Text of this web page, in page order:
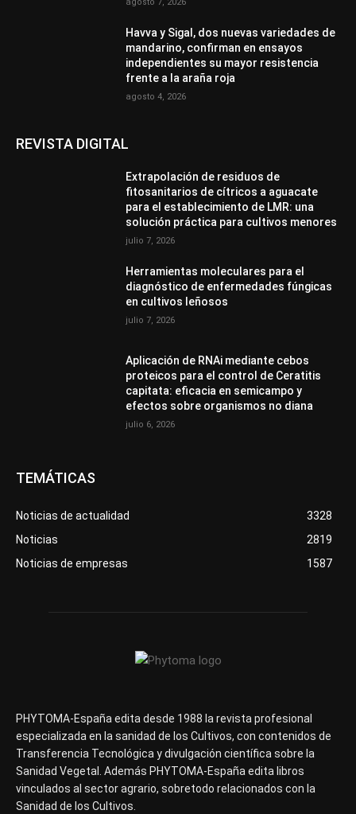
Havva y Sigal, dos nuevas variedades de
mandarino, confirman en ensayos
independientes su mayor resistencia
frente a la araña roja
agosto 4, 2026
REVISTA DIGITAL
Extrapolación de residuos de
fitosanitarios de cítricos a aguacate
para el establecimiento de LMR: una
solución práctica para cultivos menores
julio 7, 2026
Herramientas moleculares para el
diagnóstico de enfermedades fúngicas
en cultivos leñosos
julio 7, 2026
Aplicación de RNAi mediante cebos
proteicos para el control de Ceratitis
capitata: eficacia en semicampo y
efectos sobre organismos no diana
julio 6, 2026
TEMÁTICAS
Noticias de actualidad
3328
Noticias
2819
Noticias de empresas
1587
PHYTOMA-España edita desde 1988 la revista profesional
especializada en la sanidad de los Cultivos, con contenidos de
Transferencia Tecnológica y divulgación científica sobre la
Sanidad Vegetal. Además PHYTOMA-España edita libros
vinculados al sector agrario, sobretodo relacionados con la
Sanidad de los Cultivos.